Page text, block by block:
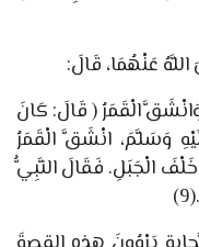
عَنْهُمَا، قَالَ:
الْقَمَرُ(قَالَ: كَانَ
وَسَلَّمَ، انْشَقَّ الْقَمَرُ
الْجَبَلِ. فَقَالَ النَّبِيُّ
.
(9)